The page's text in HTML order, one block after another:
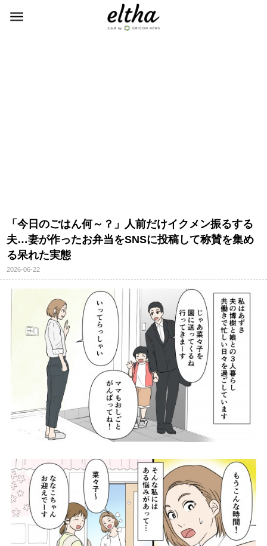
「今日のごはん何～？」人前だけイクメン振るする
夫…妻が作ったお弁当をSNSに投稿して称賛を集め
る呆れた実態
2026-06-22